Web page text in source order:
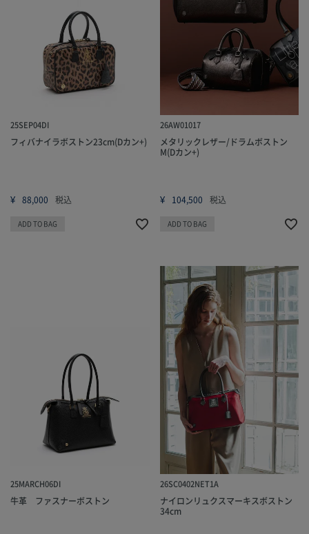
25SEP04DI
フィバナイラボストン23cm(Dカン+)
¥ 88,000 税込
ADD TO BAG
26AW01017
メタリックレザー/ドラムボストン
M(Dカン+)
¥ 104,500 税込
ADD TO BAG
25MARCH06DI
牛革 ファスナーボストン
26SC0402NET1A
ナイロンリュクスマーキスボストン
34cm